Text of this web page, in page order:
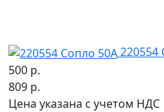
220554
500 р.
809 р.
Цена указана с учетом НДС